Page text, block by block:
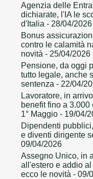
Agenzia delle
dichiarate, l'IA le
d'Italia - 28/04/2026
Bonus
contro le calamità
novità - 25/04/2026
Pensione, da oggi
tutto legale, anche
sentenza - 22/04/
Lavoratore, in
benefit fino a
1° Maggio - 19/04/
Dipendenti
e diventi dirigente
09/04/2026
Assegno Unico, in
all'estero e addio
ecco le novità - 09/